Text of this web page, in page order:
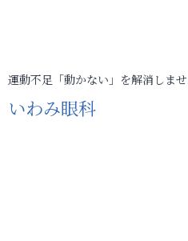
運動不足「動かない」を解消しませ
いわみ眼科